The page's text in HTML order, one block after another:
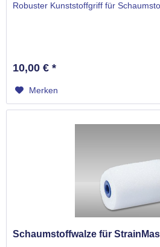
Robuster Kunststoffgriff für
10,00 € *
Merken
Schaumstoffwalze für